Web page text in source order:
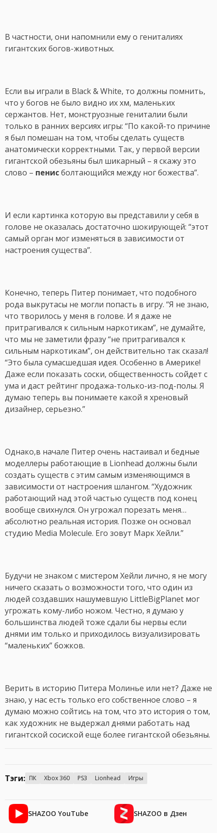
В частности, они напомнили ему о гениталиях
гигантских богов-животных.
Если вы играли в Black & White, то должны помнить,
что у богов не было видно их хм, маленьких
сержантов. Нет, монструозные гениталии были
только в ранних версиях игры: “По какой-то причине
я был помешан на том, чтобы сделать существ
анатомически корректными. Так, у первой версии
гигантской обезьяны был шикарный – я скажу это
слово – пенисболтающийся между ног божества”.
И если картинка которую вы представили у себя в
голове не оказалась достаточно шокирующей: “этот
самый орган мог изменяться в зависимости от
настроения существа”.
Конечно, теперь Питер понимает, что подобного
рода выкрутасы не могли попасть в игру. “Я не знаю,
что творилось у меня в голове. И я даже не
притрагивался к сильным наркотикам”, не думайте,
что мы не заметили фразу “не притрагивался к
сильным наркотикам”, он действительно так сказал!
“Это была сумасшедшая идея. Особенно в Америке!
Даже если показать соски, общественность сойдет с
ума и даст рейтинг продажа-только-из-под-полы. Я
думаю теперь вы понимаете какой я хреновый
дизайнер, серьезно.”
Однако,в начале Питер очень настаивал и бедные
моделлеры работающие в Lionhead должны были
создать существ с этим самым изменяющимся в
зависимости от настроения шлангом. “Художник
работающий над этой частью существ под конец
вообще свихнулся. Он угрожал порезать меня…
абсолютно реальная история. Позже он основал
студию Media Molecule. Его зовут Марк Хейли.”
Будучи не знаком с мистером Хейли лично, я не могу
ничего сказать о возможности того, что один из
людей создавших нашумевшую LittleBigPlanet мог
угрожать кому-либо ножом. Честно, я думаю у
большинства людей тоже сдали бы нервы если
днями им только и приходилось визуализировать
“маленьких” божков.
Верить в историю Питера Молинье или нет? Даже не
знаю, у нас есть только его собственное слово – я
думаю можно сойтись на том, что это история о том,
как художник не выдержал днями работать над
гигантской сосиской еще более гигантской обезьяны.
Тэги: ПК Xbox 360 PS3 Lionhead Игры
SHAZOO YouTube SHAZOO в Дзен